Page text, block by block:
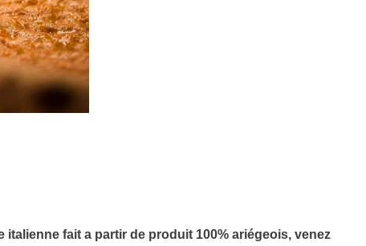
fait a partir de produit 100% ariégeois, venez